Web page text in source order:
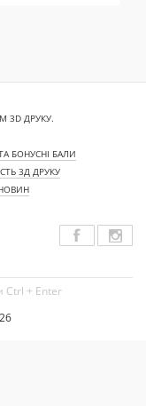
3D ДРУКУ.
БОНУСНІ БАЛИ
3Д ДРУКУ
Ctrl + Enter